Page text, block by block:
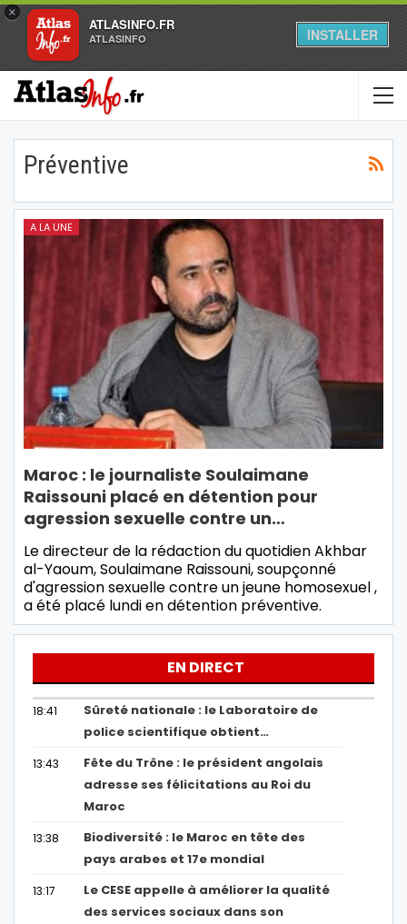
×
ATLASINFO.FR
ATLASINFO INSTALLER
Préventive
A LA UNE
Maroc : le journaliste Soulaimane
Raissouni placé en détention pour
agression sexuelle contre un…
Le directeur de la rédaction du quotidien Akhbar
al-Yaoum, Soulaimane Raissouni, soupçonné
d'agression sexuelle contre un jeune homosexuel ,
a été placé lundi en détention préventive.
EN DIRECT
18:41
Sûreté nationale : le Laboratoire de
police scientifique obtient…
13:43
Fête du Trône : le président angolais
adresse ses félicitations au Roi du
Maroc
13:38
Biodiversité : le Maroc en tête des
pays arabes et 17e mondial
13:17
Le CESE appelle à améliorer la qualité
des services sociaux dans son